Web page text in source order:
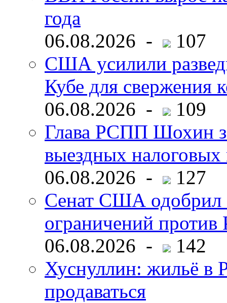
года
06.08.2026 -
107
США усилили
Кубе для свержения
06.08.2026 -
109
Глава РСПП Шохин
выездных налоговых
06.08.2026 -
127
Сенат США одобрил
ограничений
06.08.2026 -
142
Хуснуллин: жильё в
продаваться